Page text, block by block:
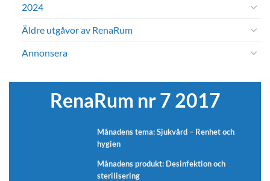
2024
Äldre utgåvor av RenaRum
Annonsera
Månadens tema: Sjukvård – Renhet och
hygien
Månadens produkt: Desinfektion och
sterilisering
RenaRum nr 7 2017